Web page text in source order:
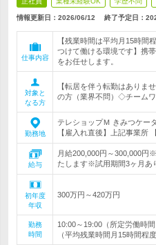
情報更新日：2026/06/12 終了予定日：
仕事内容
【残業時間は平均月15時間
つけて働ける環境です】携
をお任せします。
対象と
なる方
【転居を伴う転勤はあり
の方（業界不問）◇チーム
勤務地
テレショップＭ きみつケー
【雇入れ直後】上記事業所
給与
月給200,000円～300,000円
たします※試用期間3ヶ月あ
初年度
年収
300万円～420万円
勤務
時間
10:00～19:00（所定労働時
（平均残業時間月15時間程